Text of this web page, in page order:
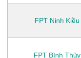
FPT Ninh Kiều
FPT Bình Thủy